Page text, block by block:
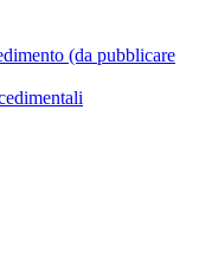
(da pubblicare